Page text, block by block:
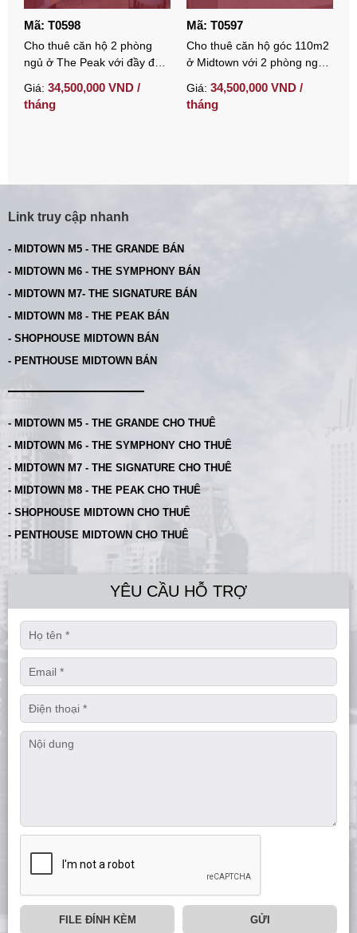
Mã: T0598
Cho thuê căn hộ 2 phòng
ngủ ở The Peak với đầy đủ
Giá: 34,500,000 VND /
tháng
Mã: T0597
Cho thuê căn hộ góc 110m2
ở Midtown với 2 phòng ngủ
Giá: 34,500,000 VND /
tháng
Link truy cập nhanh
- MIDTOWN M5 - THE GRANDE BÁN
- MIDTOWN M6 - THE SYMPHONY BÁN
- MIDTOWN M7- THE SIGNATURE BÁN
- MIDTOWN M8 - THE PEAK BÁN
- SHOPHOUSE MIDTOWN BÁN
- PENTHOUSE MIDTOWN BÁN
- MIDTOWN M5 - THE GRANDE CHO THUÊ
- MIDTOWN M6 - THE SYMPHONY CHO THUÊ
- MIDTOWN M7 - THE SIGNATURE CHO THUÊ
- MIDTOWN M8 - THE PEAK CHO THUÊ
- SHOPHOUSE MIDTOWN CHO THUÊ
- PENTHOUSE MIDTOWN CHO THUÊ
YÊU CẦU HỖ TRỢ
FILE ĐÍNH KÈM GỬI